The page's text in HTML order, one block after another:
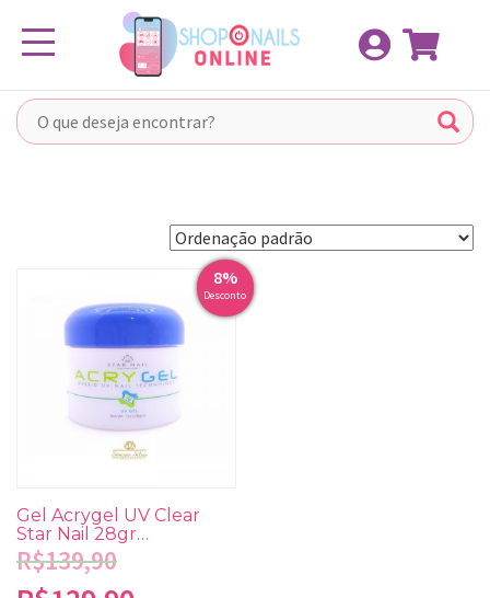
Pular
para
conteúdo
Toggle navigation
8%
Desconto
Gel Acrygel UV Clear
Star Nail 28gr
Encapsulada
R$139,90